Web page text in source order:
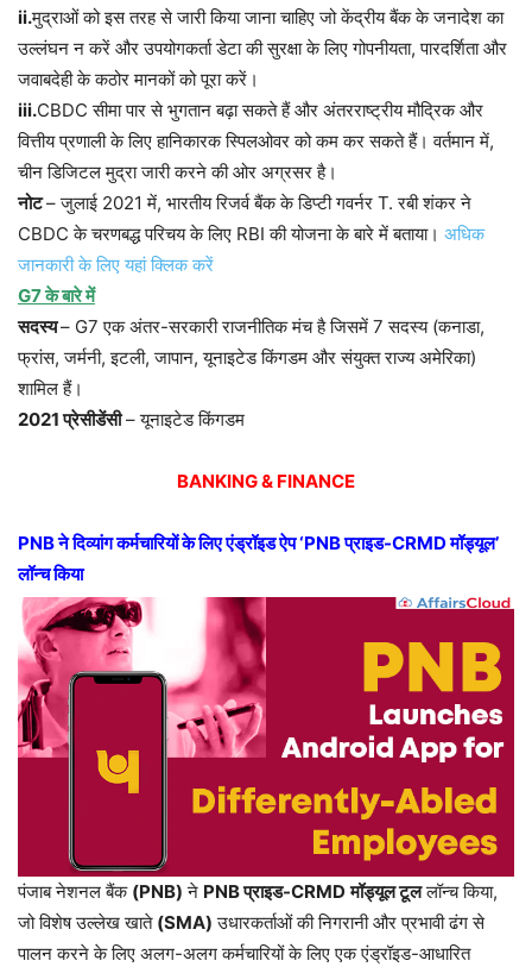
ii.मुद्राओं को इस तरह से जारी किया जाना चाहिए जो केंद्रीय बैंक के जनादेश का
उल्लंघन न करें और उपयोगकर्ता डेटा की सुरक्षा के लिए गोपनीयता, पारदर्शिता और
जवाबदेही के कठोर मानकों को पूरा करें।
iii.CBDC सीमा पार से भुगतान बढ़ा सकते हैं और अंतरराष्ट्रीय मौद्रिक और
वित्तीय प्रणाली के लिए हानिकारक स्पिलओवर को कम कर सकते हैं। वर्तमान में,
चीन डिजिटल मुद्रा जारी करने की ओर अग्रसर है।
नोट– जुलाई 2021 में, भारतीय रिजर्व बैंक के डिप्टी गवर्नर T. रबी शंकर ने
CBDC के चरणबद्ध परिचय के लिए RBI की योजना के बारे में बताया। अधिक
जानकारी के लिए यहां क्लिक करें
G7 के बारे में
सदस्य– G7 एक अंतर-सरकारी राजनीतिक मंच है जिसमें 7 सदस्य (कनाडा,
फ्रांस, जर्मनी, इटली, जापान, यूनाइटेड किंगडम और संयुक्त राज्य अमेरिका)
शामिल हैं।
2021 प्रेसीडेंसी– यूनाइटेड किंगडम
BANKING & FINANCE
PNB ने दिव्यांग कर्मचारियों के लिए एंड्रॉइड ऐप ‘PNB प्राइड-CRMD मॉड्यूल’
लॉन्च किया
पंजाब नेशनल बैंक (PNB) ने PNB प्राइड-CRMD मॉड्यूल टूललॉन्च किया,
जो विशेष उल्लेख खाते (SMA) उधारकर्ताओं की निगरानी और प्रभावी ढंग से
पालन करने के लिए अलग-अलग कर्मचारियों के लिए एक एंड्रॉइड-आधारित